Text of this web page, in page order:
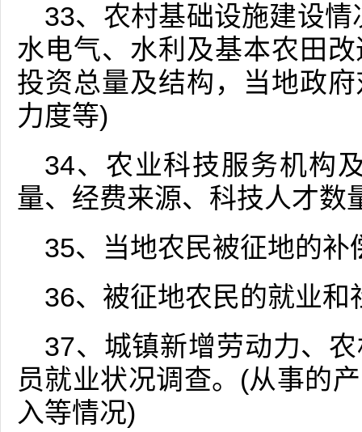
33、农村基础设施建设
水电气、水利及基本农田
投资总量及结构，当地政
力度等)
34、农业科技服务机构
量、经费来源、科技人才数
35、当地农民被征地的补
36、被征地农民的就业和
37、城镇新增劳动力、
员就业状况调查。(从事的
入等情况)